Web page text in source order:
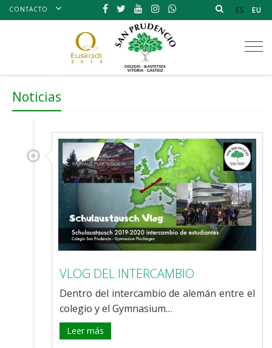
CONTACTO ES EU
Noticias
VLOG DEL INTERCAMBIO
Dentro del intercambio de alemán entre el
colegio y el Gymnasium…
Leer más